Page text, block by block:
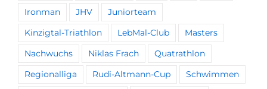
Ironman JHV Juniorteam
Kinzigtal-Triathlon LebMal-Club Masters
Nachwuchs Niklas Frach Quatrathlon
Regionalliga Rudi-Altmann-Cup Schwimmen